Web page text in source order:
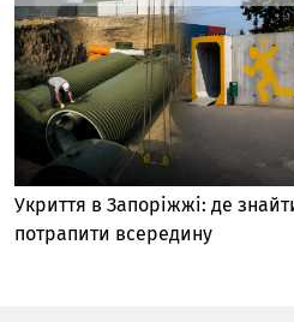
Укриття в Запоріжжі: де
потрапити всередину